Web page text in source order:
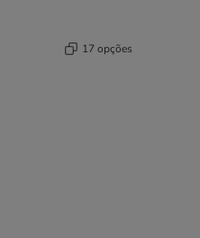
17 opções